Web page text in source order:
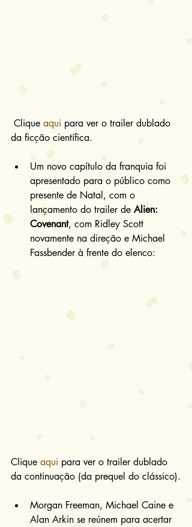
Clique aqui para ver o trailer dublado
da ficção científica.
Um novo capítulo da franquia foi
apresentado para o público como
presente de Natal, com o
lançamento do trailer de Alien:
Covenant, com Ridley Scott
novamente na direção e Michael
Fassbender à frente do elenco:
Clique aqui para ver o trailer dublado
da continuação (da prequel do clássico).
Morgan Freeman, Michael Caine e
Alan Arkin se reúnem para acertar